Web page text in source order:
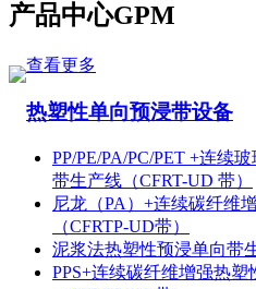
产品中心GPM
查看更多
热塑性单向预浸带设备
PP/PE/PA/PC/PET +连续
带生产线（CFRT-UD 带）
尼龙（PA）+连续碳纤维
（CFRTP-UD带）
泥浆法热塑性预浸单向带
PPS+连续碳纤维增强热